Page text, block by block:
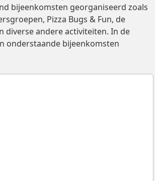
bijeenkomsten georganiseerd zoals
Pizza Bugs & Fun, de
diverse andere activiteiten. In de
onderstaande bijeenkomsten